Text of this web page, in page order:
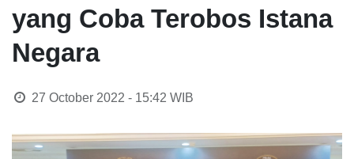
yang Coba Terobos Istana
Negara
27 October 2022 - 15:42 WIB